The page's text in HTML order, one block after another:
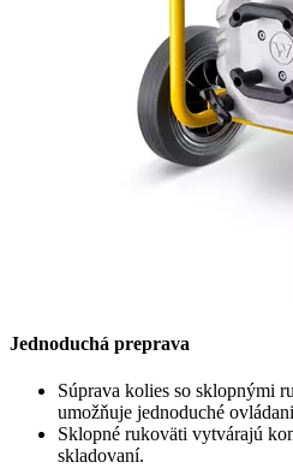
Jednoduchá preprava
Súprava kolies so sklopnými
umožňuje jednoduché
Sklopné rukoväti vytvárajú
skladovaní.